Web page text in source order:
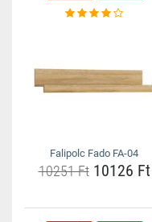
Falipolc Fado FA-04
10251 Ft10126 Ft